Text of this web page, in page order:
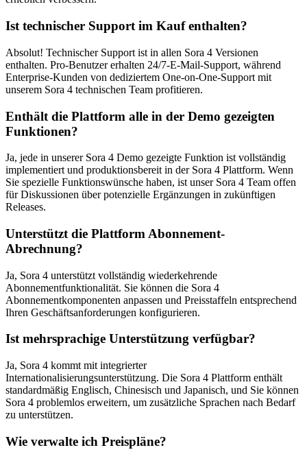
Ist technischer Support im Kauf enthalten?
Absolut! Technischer Support ist in allen Sora 4 Versionen
enthalten. Pro-Benutzer erhalten 24/7-E-Mail-Support, während
Enterprise-Kunden von dediziertem One-on-One-Support mit
unserem Sora 4 technischen Team profitieren.
Enthält die Plattform alle in der Demo gezeigten
Funktionen?
Ja, jede in unserer Sora 4 Demo gezeigte Funktion ist vollständig
implementiert und produktionsbereit in der Sora 4 Plattform. Wenn
Sie spezielle Funktionswünsche haben, ist unser Sora 4 Team offen
für Diskussionen über potenzielle Ergänzungen in zukünftigen
Releases.
Unterstützt die Plattform Abonnement-
Abrechnung?
Ja, Sora 4 unterstützt vollständig wiederkehrende
Abonnementfunktionalität. Sie können die Sora 4
Abonnementkomponenten anpassen und Preisstaffeln entsprechend
Ihren Geschäftsanforderungen konfigurieren.
Ist mehrsprachige Unterstützung verfügbar?
Ja, Sora 4 kommt mit integrierter
Internationalisierungsunterstützung. Die Sora 4 Plattform enthält
standardmäßig Englisch, Chinesisch und Japanisch, und Sie können
Sora 4 problemlos erweitern, um zusätzliche Sprachen nach Bedarf
zu unterstützen.
Wie verwalte ich Preispläne?